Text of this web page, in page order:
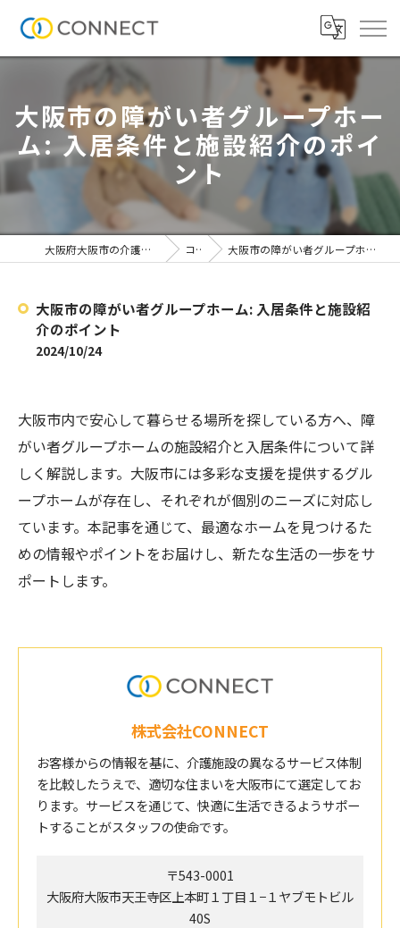
大阪市の障がい者グループホー
ム: 入居条件と施設紹介のポイ
ント
大阪府大阪市の介護施設なら株式会社CONNECT コラム 大阪市の障がい者グループホーム: 入居条件と施設紹介のポイント
大阪市の障がい者グループホーム: 入居条件と施設紹
介のポイント
2024/10/24
大阪市内で安心して暮らせる場所を探している方へ、障
がい者グループホームの施設紹介と入居条件について詳
しく解説します。大阪市には多彩な支援を提供するグル
ープホームが存在し、それぞれが個別のニーズに対応し
ています。本記事を通じて、最適なホームを見つけるた
めの情報やポイントをお届けし、新たな生活の一歩をサ
ポートします。
株式会社CONNECT
お客様からの情報を基に、介護施設の異なるサービス体制
を比較したうえで、適切な住まいを大阪市にて選定してお
ります。サービスを通じて、快適に生活できるようサポー
トすることがスタッフの使命です。
〒543-0001
大阪府大阪市天王寺区上本町１丁目１−１ヤブモトビル
40S